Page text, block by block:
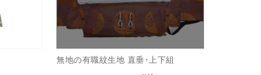
無地の有職紋生地 直垂･上下組